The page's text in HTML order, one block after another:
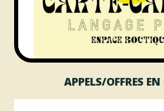
APPELS/OFFRES